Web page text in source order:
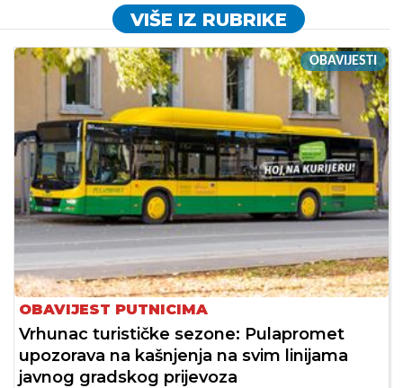
VIŠE IZ RUBRIKE
OBAVIJESTI
OBAVIJEST PUTNICIMA
Vrhunac turističke sezone: Pulapromet
upozorava na kašnjenja na svim linijama
javnog gradskog prijevoza